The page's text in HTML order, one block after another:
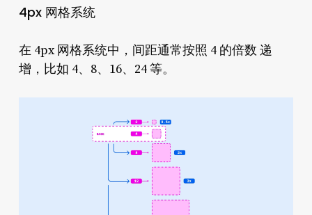
4px 网格系统
在 4px 网格系统中，间距通常按照 4 的倍数 递
增，比如 4、8、16、24 等。